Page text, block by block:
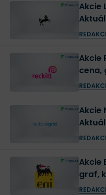
Akcie
Akcie
cena,
Akcie
Akcie Eni
graf,